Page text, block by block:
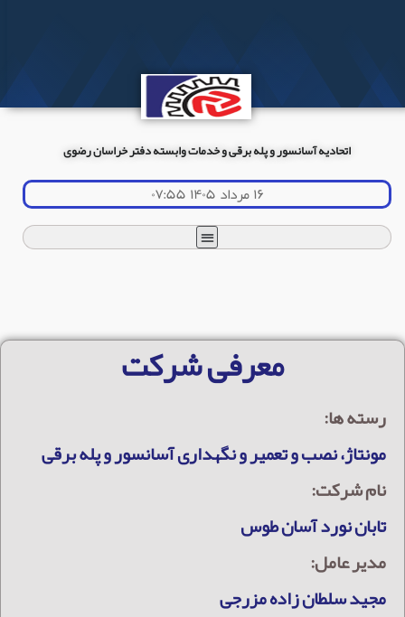
اتحادیه آسانسور و پله برقی و خدمات وابسته دفتر خراسان رضوی
۱۶ مرداد ۱۴۰۵ ۰۷:۵۵
معرفی شرکت
رسته ها:
مونتاژ، نصب و تعمیر و نگهداری آسانسور و پله برقی
نام شرکت:
تابان نورد آسان طوس
مدیر عامل:
مجید سلطان زاده مزرجی